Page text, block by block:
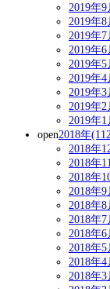
2019年9
2019年8
2019年7
2019年6
2019年5
2019年4
2019年3
2019年2
2019年1
open2018年
2018年
2018年
2018年
2018年9
2018年8
2018年7
2018年6
2018年5
2018年4
2018年3